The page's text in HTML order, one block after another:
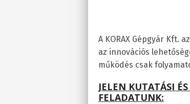
A KORAX Gépgyár Kft.
az innovációs
működés csak
JELEN KUTATÁSI
FELADATUNK: